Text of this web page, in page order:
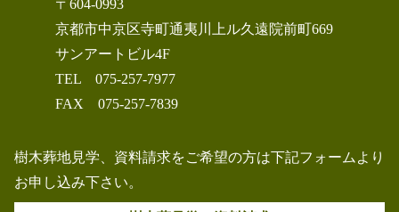
〒604-0993
京都市中京区寺町通夷川上ル久遠院前町669
サンアートビル4F
TEL 075-257-7977
FAX 075-257-7839
樹木葬地見学、資料請求をご希望の方は下記フォームより
お申し込み下さい。